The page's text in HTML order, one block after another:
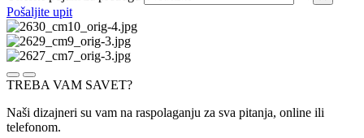
Pošaljite upit
TREBA VAM SAVET?
Naši dizajneri su vam na raspolaganju za sva pitanja, online ili
telefonom.